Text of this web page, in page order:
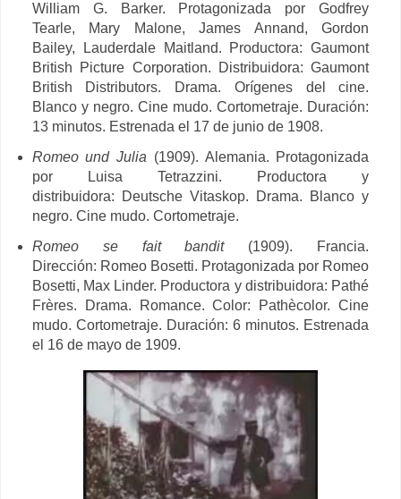
William G. Barker. Protagonizada porGodfrey
Tearle,
Mary Malone,James Annand,Gordon
Bailey,
Lauderdale Maitland. Productora:Gaumont
British Picture Corporation. Distribuidora: Gaumont
British Distributors.
Drama. Orígenes del cine.
Blanco y negro. Cine mudo. Cortometraje. Duración:
13 minutos. Estrenada el 17 de junio de 1908.
Romeo und Julia (1909). Alemania. Protagonizada
por Luisa Tetrazzini. Productora y
distribuidora: Deutsche Vitaskop. Drama. Blanco y
negro. Cine mudo. Cortometraje.
Romeo se fait bandit(1909). Francia.
Dirección: Romeo Bosetti. Protagonizada por Romeo
Bosetti, Max Linder. Productora y distribuidora: Pathé
Frères. Drama. Romance. Color: Pathècolor. Cine
mudo. Cortometraje. Duración: 6 minutos. Estrenada
el 16 de mayo de 1909.